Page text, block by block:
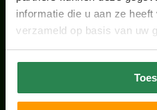
informatie die u aan ze
verzameld op basis van uw